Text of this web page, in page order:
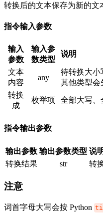
转换后的文本保存为新的文
指令输入参数
输入
参数
输入参
数类型
说明
文本
内容
any
待转换大小
其他类型会
转换
成
枚举项 全部大写、
指令输出参数
输出参数 输出参数类型 说
转换结果
str 转
注意
词首字母大写会按 Python